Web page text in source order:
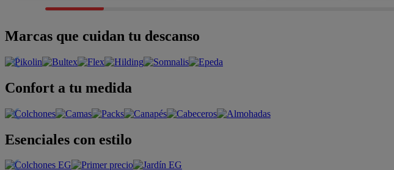
Marcas que cuidan tu descanso
Confort a tu medida
Esenciales con estilo